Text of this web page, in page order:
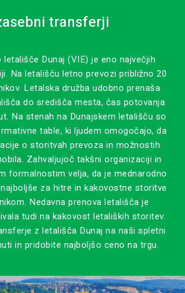
transferji
letališče Dunaj (VIE) je eno največjih
Na letališču letno prevozi približno 20
Letalska družba udobno prenaša
do središča mesta, čas potovanja
Na stenah na Dunajskem letališču so
table, ki ljudem omogočajo, da
o storitvah prevoza in možnostih
Zahvaljujoč takšni organizaciji in
formalnostim velja, da je mednarodno
za hitre in kakovostne storitve
Nedavna prenova letališča je
tudi na kakovost letaliških storitev.
z letališča Dunaj na naši spletni
in pridobite najboljšo ceno na trgu.